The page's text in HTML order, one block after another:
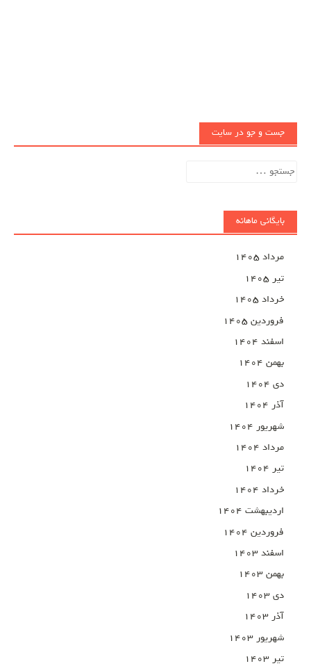
جست و جو در سایت
جستجو
بایگانی ماهانه
مرداد ۱۴۰۵
تیر ۱۴۰۵
خرداد ۱۴۰۵
فروردین ۱۴۰۵
اسفند ۱۴۰۴
بهمن ۱۴۰۴
دی ۱۴۰۴
آذر ۱۴۰۴
شهریور ۱۴۰۴
مرداد ۱۴۰۴
تیر ۱۴۰۴
خرداد ۱۴۰۴
اردیبهشت ۱۴۰۴
فروردین ۱۴۰۴
اسفند ۱۴۰۳
بهمن ۱۴۰۳
دی ۱۴۰۳
آذر ۱۴۰۳
شهریور ۱۴۰۳
تیر ۱۴۰۳